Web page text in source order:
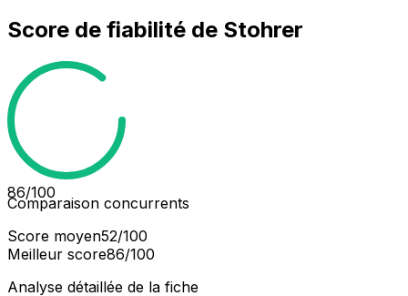
Score de fiabilité de Stohrer
86/100
Comparaison concurrents
Score moyen52/100
Meilleur score86/100
Analyse détaillée de la fiche